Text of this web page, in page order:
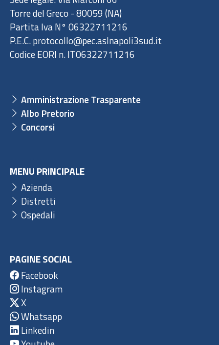
Torre del Greco - 80059 (NA)
Partita Iva N° 06322711216
P.E.C. protocollo@pec.aslnapoli3sud.it
Codice EORI n. IT06322711216
Amministrazione Trasparente
Albo Pretorio
Concorsi
MENU PRINCIPALE
Azienda
Distretti
Ospedali
PAGINE SOCIAL
Facebook
Instagram
X
Whatsapp
Linkedin